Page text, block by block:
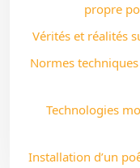
propre
Vérités et réalités
Normes
Technologies
Installation d’un